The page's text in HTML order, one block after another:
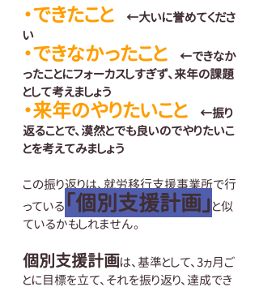
・できたこと ←大いに誉めてくださ
い
・できなかったこと ←できなか
ったことにフォーカスしすぎず、来年の課題
として考えましょう
・来年のやりたいこと ←振り
返ることで、漠然とでも良いのでやりたいこ
とを考えてみましょう
この振り返りは、就労移行支援事業所で行
っている 「個別支援計画」と似
ているかもしれません。
個別支援計画は、基準として、3ヵ月ご
とに目標を立て、それを振り返り、達成でき